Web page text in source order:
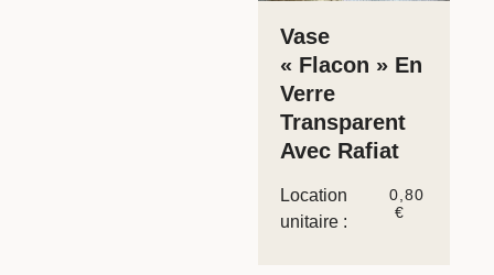
Vase
« Flacon » En
Verre
Transparent
Avec Rafiat
Location
unitaire :
0,80
€